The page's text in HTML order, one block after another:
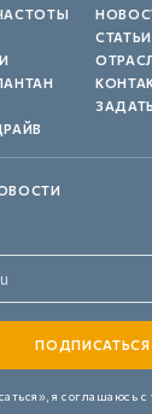
СТАТЬИ
я соглашаюсь с